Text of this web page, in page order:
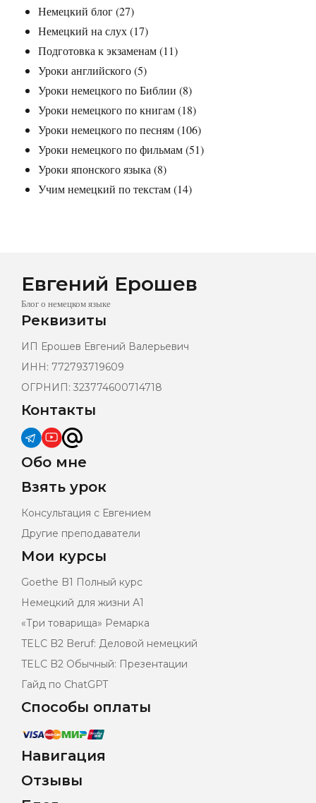
Немецкий блог(27)
Немецкий на слух(17)
Подготовка к экзаменам(11)
Уроки английского(5)
Уроки немецкого по Библии (8)
Уроки немецкого по книгам(18)
Уроки немецкого по песням(106)
Уроки немецкого по фильмам(51)
Уроки японского языка (8)
Учим немецкий по текстам(14)
Евгений Ерошев
Блог о немецком языке
Реквизиты
ИП Ерошев Евгений Валерьевич
ИНН: 772793719609
ОГРНИП: 323774600714718
Контакты
Обо мне
Взять урок
Консультация с Евгением
Другие преподаватели
Мои курсы
Goethe B1 Полный курс
Немецкий для жизни А1
«Три товарища» Ремарка
TELC B2 Beruf: Деловой немецкий
TELC B2 Обычный: Презентации
Гайд по ChatGPT
Способы оплаты
Навигация
Отзывы